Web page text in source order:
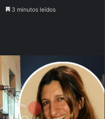
3 minutos leídos